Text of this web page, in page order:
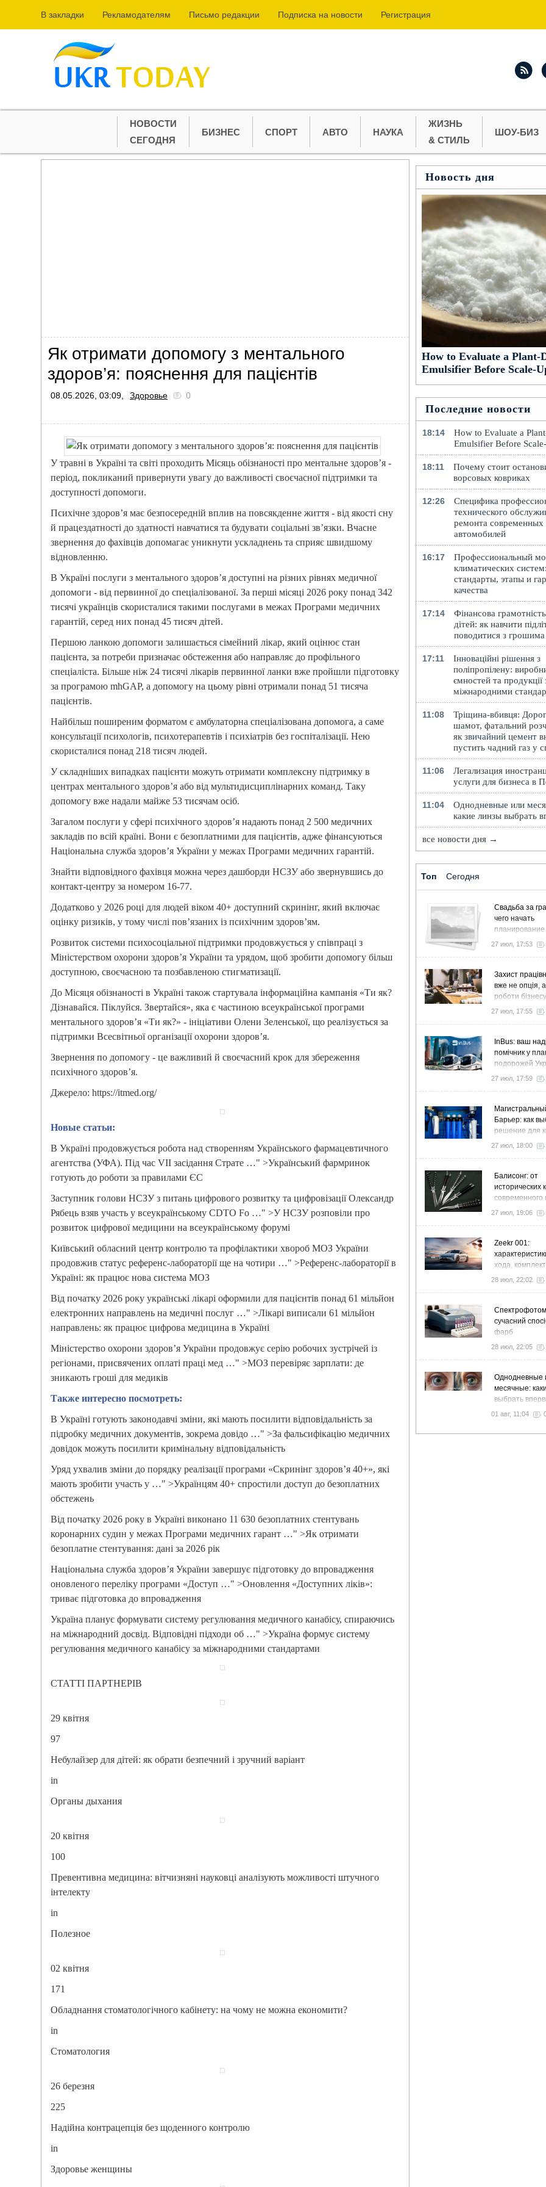
В закладки Рекламодателям Письмо редакции Подпиcка на новости Регистрация
НОВОСТИ
СЕГОДНЯ
БИЗНЕС СПОРТ АВТО НАУКА
ЖИЗНЬ
& СТИЛЬ
ШОУ-БИЗ
Як отримати допомогу з ментального
здоров’я: пояснення для пацієнтів
08.05.2026, 03:09, Здоровье 0
У травні в Україні та світі проходить Місяць обізнаності про ментальне здоров’я -
період, покликаний привернути увагу до важливості своєчасної підтримки та
доступності допомоги.
Психічне здоров’я має безпосередній вплив на повсякденне життя - від якості сну
й працездатності до здатності навчатися та будувати соціальні зв’язки. Вчасне
звернення до фахівців допомагає уникнути ускладнень та сприяє швидшому
відновленню.
В Україні послуги з ментального здоров’я доступні на різних рівнях медичної
допомоги - від первинної до спеціалізованої. За перші місяці 2026 року понад 342
тисячі українців скористалися такими послугами в межах Програми медичних
гарантій, серед них понад 45 тисяч дітей.
Першою ланкою допомоги залишається сімейний лікар, який оцінює стан
пацієнта, за потреби призначає обстеження або направляє до профільного
спеціаліста. Більше ніж 24 тисячі лікарів первинної ланки вже пройшли підготовку
за програмою mhGAP, а допомогу на цьому рівні отримали понад 51 тисяча
пацієнтів.
Найбільш поширеним форматом є амбулаторна спеціалізована допомога, а саме
консультації психологів, психотерапевтів і психіатрів без госпіталізації. Нею
скористалися понад 218 тисяч людей.
У складніших випадках пацієнти можуть отримати комплексну підтримку в
центрах ментального здоров’я або від мультидисциплінарних команд. Таку
допомогу вже надали майже 53 тисячам осіб.
Загалом послуги у сфері психічного здоров’я надають понад 2 500 медичних
закладів по всій країні. Вони є безоплатними для пацієнтів, адже фінансуються
Національна служба здоров’я України у межах Програми медичних гарантій.
Знайти відповідного фахівця можна через дашборди НСЗУ або звернувшись до
контакт-центру за номером 16-77.
Додатково у 2026 році для людей віком 40+ доступний скринінг, який включає
оцінку ризиків, у тому числі пов’язаних із психічним здоров’ям.
Розвиток системи психосоціальної підтримки продовжується у співпраці з
Міністерством охорони здоров’я України та урядом, щоб зробити допомогу більш
доступною, своєчасною та позбавленою стигматизації.
До Місяця обізнаності в Україні також стартувала інформаційна кампанія «Ти як?
Дізнавайся. Піклуйся. Звертайся», яка є частиною всеукраїнської програми
ментального здоров’я «Ти як?» - ініціативи Олени Зеленської, що реалізується за
підтримки Всесвітньої організації охорони здоров’я.
Звернення по допомогу - це важливий й своєчасний крок для збереження
психічного здоров’я.
Джерело: https://itmed.org/
Новые статьи:
В Україні продовжується робота над створенням Українського фармацевтичного
агентства (УФА). Під час VII засідання Страте …" >Український фармринок
готують до роботи за правилами ЄС
Заступник голови НСЗУ з питань цифрового розвитку та цифровізації Олександр
Рябець взяв участь у всеукраїнському CDTO Fo …" >У НСЗУ розповіли про
розвиток цифрової медицини на всеукраїнському форумі
Київський обласний центр контролю та профілактики хвороб МОЗ України
продовжив статус референс-лабораторії ще на чотири …" >Референс-лабораторії в
Україні: як працює нова система МОЗ
Від початку 2026 року українські лікарі оформили для пацієнтів понад 61 мільйон
електронних направлень на медичні послуг …" >Лікарі виписали 61 мільйон
направлень: як працює цифрова медицина в Україні
Міністерство охорони здоров’я України продовжує серію робочих зустрічей із
регіонами, присвячених оплаті праці мед …" >МОЗ перевіряє зарплати: де
зникають гроші для медиків
Также интересно посмотреть:
В Україні готують законодавчі зміни, які мають посилити відповідальність за
підробку медичних документів, зокрема довідо …" >За фальсифікацію медичних
довідок можуть посилити кримінальну відповідальність
Уряд ухвалив зміни до порядку реалізації програми «Скринінг здоров’я 40+», які
мають зробити участь у …" >Українцям 40+ спростили доступ до безоплатних
обстежень
Від початку 2026 року в Україні виконано 11 630 безоплатних стентувань
коронарних судин у межах Програми медичних гарант …" >Як отримати
безоплатне стентування: дані за 2026 рік
Національна служба здоров’я України завершує підготовку до впровадження
оновленого переліку програми «Доступ …" >Оновлення «Доступних ліків»:
триває підготовка до впровадження
Україна планує формувати систему регулювання медичного канабісу, спираючись
на міжнародний досвід. Відповідні підходи об …" >Україна формує систему
регулювання медичного канабісу за міжнародними стандартами
СТАТТІ ПАРТНЕРІВ
29 квітня
97
Небулайзер для дітей: як обрати безпечний і зручний варіант
in
Органы дыхания
20 квітня
100
Превентивна медицина: вітчизняні науковці аналізують можливості штучного
інтелекту
in
Полезное
02 квітня
171
Обладнання стоматологічного кабінету: на чому не можна економити?
in
Стоматология
26 березня
225
Надійна контрацепція без щоденного контролю
in
Здоровье женщины
Новость дня
How to Evaluate a Plant-
Emulsifier Before Scale-
Последние новости
18:14
How to Evaluate a
Emulsifier Before
18:11
Почему стоит
ворсовых ковриках
12:26
Специфика
технического
ремонта современных
автомобилей
16:17
Профессиональный
климатических систем:
стандарты, этапы и
качества
17:14
Фінансова
дітей: як навчити
поводитися з грошима
17:11
Інноваційні рішення з
поліпропілену:
ємностей та продукції
міжнародними
11:08
Тріщина-вбивця:
шамот, фатальний
як звичайний цемент
пустить чадний газ у
11:06
Легализация
услуги для бизнеса в
11:04
Однодневные или
какие линзы выбрать
все новости дня →
Топ Сегодня
Свадьба за
чего начать
планирование
27 июл, 17:53
Захист
вже не опція,
роботи бізнесу
27 июл, 17:55
InBus: ваш
помічник у
подорожей
27 июл, 17:59
Барьер: как
решение для
дома и
27 июл, 18:00
Балисонг: от
исторических
современного
флиппинга
27 июл, 19:06
Zeekr 001:
хода,
особенности
28 июл, 22:02
сучасний
фарб
28 июл, 22:05
Однодневные
месячные:
выбрать
01 авг, 11:04